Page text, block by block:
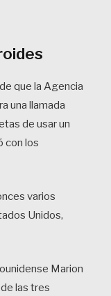
que la Agencia
una llamada
de usar un
con los
varios
Unidos,
Marion
las tres